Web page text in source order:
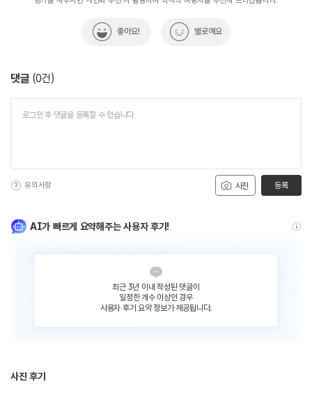
좋아요! 별로예요
댓글 (0건)
사진
유의사항 등록
AI가 빠르게 요약해주는 사용자 후기!
최근 3년 이내 작성된 댓글이
일정한 개수 이상인 경우
사용자 후기 요약 정보가 제공됩니다.
사진 후기